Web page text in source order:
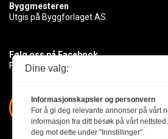
Byggmesteren
Utgis på Byggforlaget AS.
Følg oss på Facebook
Få med deg det siste innen byggebransjen
Dine valg:
Informasjonskapsler og personvern
For å gi deg relevante annonser på vårt
informasjon fra ditt besøk på vårt
deg mot dette under "Innstillinger".